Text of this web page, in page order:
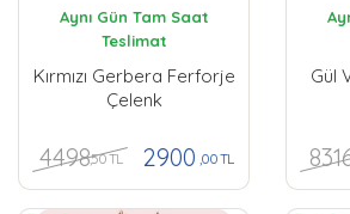
Aynı Gün Tam Saat
Teslimat
Kırmızı Gerbera Ferforje
Çelenk
4498,50 TL 2900 ,00 TL
Gül